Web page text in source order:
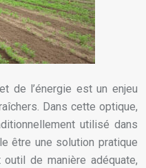
de l’énergie est un enjeu
Dans cette optique,
utilisé dans
être une solution pratique
de manière adéquate,